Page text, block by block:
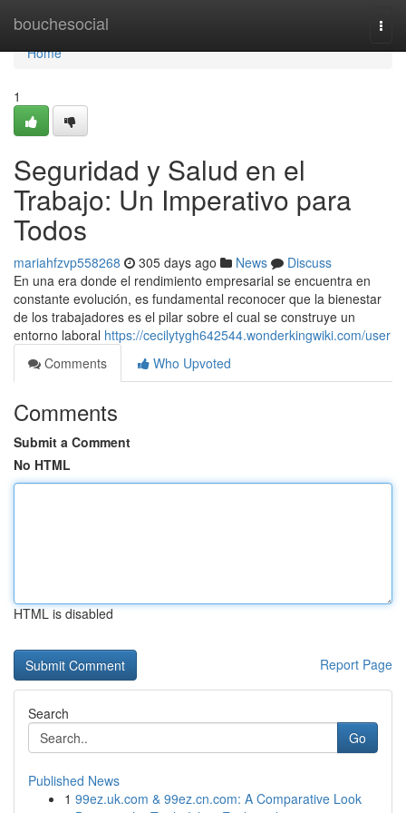
bouchesocial
Home
Home
1
Seguridad y Salud en el
Trabajo: Un Imperativo para
Todos
mariahfzvp558268 305 days ago News
Discuss
En una era donde el rendimiento empresarial se encuentra en
constante evolución, es fundamental reconocer que la bienestar
de los trabajadores es el pilar sobre el cual se construye un
entorno laboral https://cecilytygh642544.wonderkingwiki.com/user
Comments
Who Upvoted
Comments
Submit a Comment
No HTML
HTML is disabled
Report Page
Search
Go
Published News
1 99ez.uk.com & 99ez.cn.com: A Comparative Look